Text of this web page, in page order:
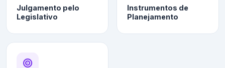
Julgamento pelo
Legislativo
Instrumentos de
Planejamento